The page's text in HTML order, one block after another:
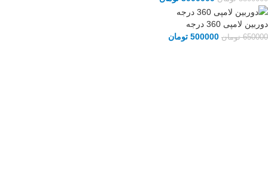
دوربین لامپی 360 درجه
650000 تومان 500000 تومان